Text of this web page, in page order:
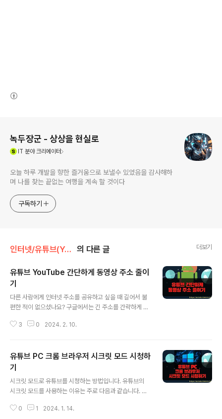
녹두장군 - 상상을 현실로
IT 분야 크리에이터
오늘 하루 개발을 향한 즐거움으로 보낼수 있었음을 감사해하
며 나를 찾는 끝없는 여행을 계속 할 것이다
구독하기
인터넷/유튜브(Youtube) 의 다른 글 더보기
유튜브 YouTube 간단하게 동영상 주소 줄이
기
다른 사람에게 인터넷 주소를 공유하고 싶을 때 길어서 불
편한 적이 없으셨나요? 구글에서는 긴 주소를 간략하게 줄
는 자신의 계정으로 저장이 가능하며, 다음에 재사용할 수
은데 너무 깁니다. 물론 유튜브 공유 주소는 이보다 짧습니
다. ▼ 화면 아래에 공유 기능을 클릭해 보세요. URL 창에
나타난 주소보다는 짧습니다. 이것을 좀더 간단하게 줄일
수 있는 방법이 있습니다. 링크주소 줄여주는 사이트 비틀
리(bitly) 입니다. 회원가입이 필요하지만 구글 계정이 있
3 0 2024. 2. 10.
유튜브 PC 크롬 브라우저 시크릿 모드 시청하
기
시크릿 모드로 유튜브를 시청하는 방법입니다. 유튜브의
시크릿 모드를 사용하는 이유는 주로 다음과 같습니다. 개
리 등 쿠키나 검색 기록이 남지 않아 개인 정보를 보호하고,
0 1 2024. 1. 14.